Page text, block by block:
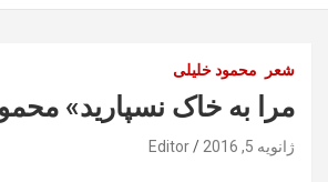
شعر محمود خلیلی
مرا به خاک نسپارید»
ژانویه 5, 2016 Editor